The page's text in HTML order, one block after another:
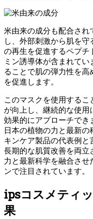
米由来の成分も配合さ
し、外部刺激から肌を
の再生を促進するペプチ
ミン誘導体が含まれて
ることで肌の弾力性を
を促進します。
このマスクを使用する
が向上し、継続的な使用
効果的にアプローチでき
日本の植物の力と最新
キンケア製品の代表例と
長期的な肌質改善を両
力と最新科学を融合させ
ンで注目されています。
ipsコスメティ
果